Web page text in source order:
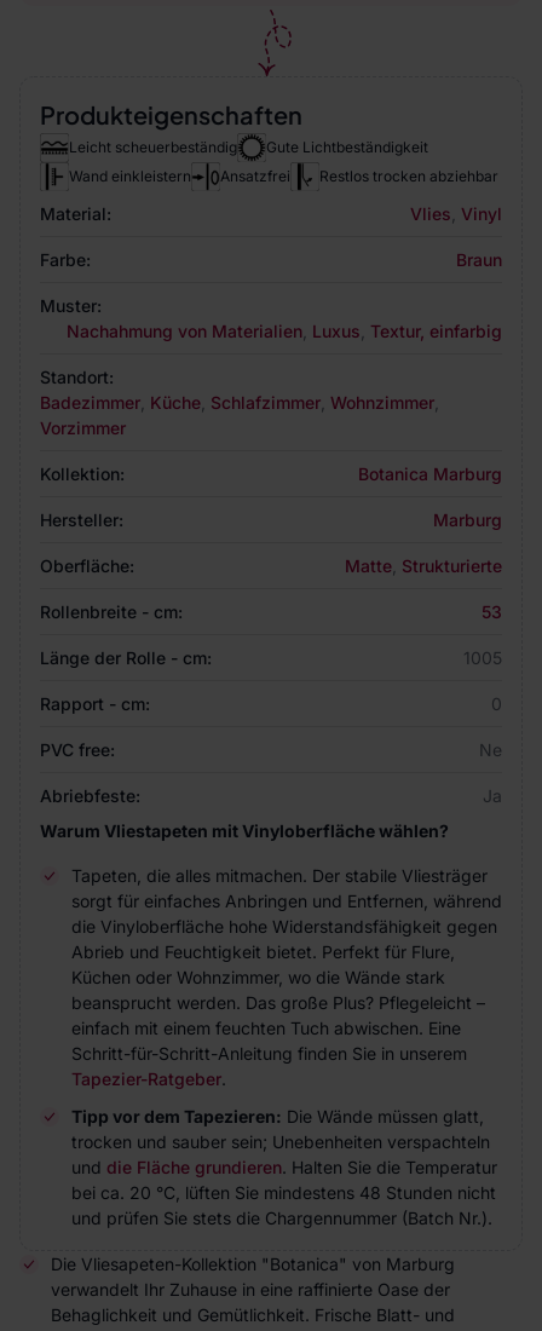
Produkteigenschaften
Leicht scheuerbeständig
Gute Lichtbeständigkeit
Wand einkleistern
Ansatzfrei Restlos trocken abziehbar
Material: Vlies Vinyl
Farbe: Braun
Muster:
Nachahmung von Materialien Luxus Textur, einfarbig
Standort:
Badezimmer Küche Schlafzimmer Wohnzimmer
Vorzimmer
Kollektion: Botanica Marburg
Hersteller: Marburg
Oberfläche: Matte Strukturierte
Rollenbreite - cm: 53
Länge der Rolle - cm: 1005
Rapport - cm: 0
PVC free: Ne
Abriebfeste:
Ja
Warum Vliestapeten mit Vinyloberfläche wählen?
Tapeten, die alles mitmachen. Der stabile Vliesträger
sorgt für einfaches Anbringen und Entfernen, während
die Vinyloberfläche hohe Widerstandsfähigkeit gegen
Abrieb und Feuchtigkeit bietet. Perfekt für Flure,
Küchen oder Wohnzimmer, wo die Wände stark
beansprucht werden. Das große Plus? Pflegeleicht –
einfach mit einem feuchten Tuch abwischen. Eine
Schritt-für-Schritt-Anleitung finden Sie in unserem
Tapezier-Ratgeber.
Tipp vor dem Tapezieren: Die Wände müssen glatt,
trocken und sauber sein; Unebenheiten verspachteln
und die Fläche grundieren. Halten Sie die Temperatur
bei ca. 20 °C, lüften Sie mindestens 48 Stunden nicht
und prüfen Sie stets die Chargennummer (Batch Nr.).
Die Vliesapeten-Kollektion "Botanica" von Marburg
verwandelt Ihr Zuhause in eine raffinierte Oase der
Behaglichkeit und Gemütlichkeit. Frische Blatt- und